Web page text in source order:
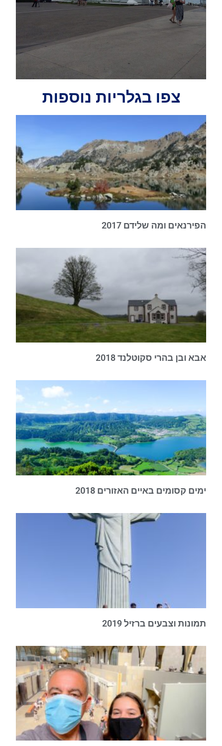
צפו בגלריות נוספות
הפירנאים ומה שלידם 2017
אבא ובן בהרי סקוטלנד 2018
ימים קסומים באיים האזורים 2018
תמונות וצבעים ברזיל 2019